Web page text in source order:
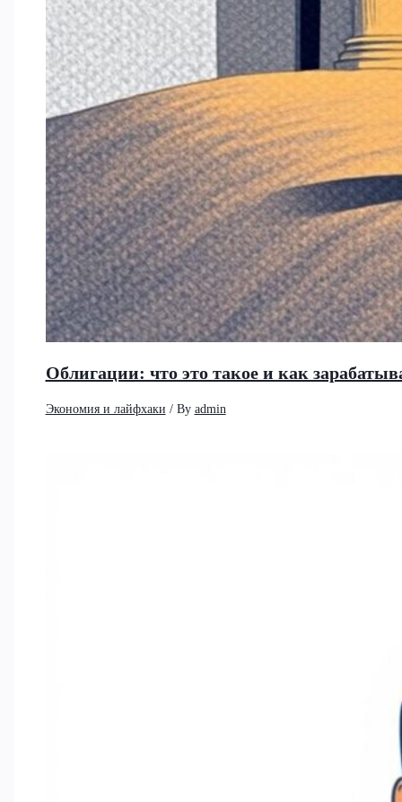
Облигации: что это такое и как
Экономия и лайфхаки / By admin